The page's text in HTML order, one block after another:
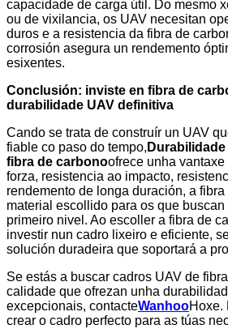
capacidade de carga útil. Do mesmo
ou de vixilancia, os UAV necesitan
duros e a resistencia da fibra de
corrosión asegura un rendemento
esixentes.
Conclusión: inviste en fibra de
durabilidade UAV definitiva
Cando se trata de construír un UAV
fiable co paso do tempo,
fibra de carbonoofrece unha
forza, resistencia ao impacto,
rendemento de longa duración, a
material escollido para os que
primeiro nivel. Ao escoller a fibra de
investir nun cadro lixeiro e eficiente,
solución duradeira que soportará a
Se estás a buscar cadros UAV de
calidade que ofrezan unha
excepcionais, contacteWanhooHoxe.
crear o cadro perfecto para as túas